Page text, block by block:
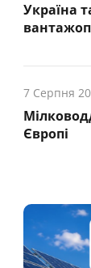
Україна
7 Серпня
Європі